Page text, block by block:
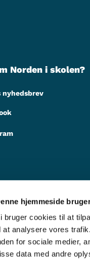
hjemmeside
bruger cookies til at
at analysere vores
for sociale medier,
data med andre
Norden i skolen?
nyhedsbrev